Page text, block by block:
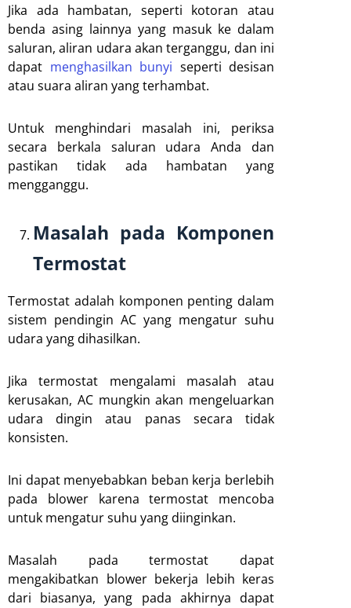
Jika ada hambatan, seperti kotoran atau
benda asing lainnya yang masuk ke dalam
saluran, aliran udara akan terganggu, dan ini
dapat menghasilkan bunyi seperti desisan
atau suara aliran yang terhambat.
Untuk menghindari masalah ini, periksa
secara berkala saluran udara Anda dan
pastikan tidak ada hambatan yang
mengganggu.
Masalah pada Komponen
Termostat
Termostat adalah komponen penting dalam
sistem pendingin AC yang mengatur suhu
udara yang dihasilkan.
Jika termostat mengalami masalah atau
kerusakan, AC mungkin akan mengeluarkan
udara dingin atau panas secara tidak
konsisten.
Ini dapat menyebabkan beban kerja berlebih
pada blower karena termostat mencoba
untuk mengatur suhu yang diinginkan.
Masalah pada termostat dapat
mengakibatkan blower bekerja lebih keras
dari biasanya, yang pada akhirnya dapat